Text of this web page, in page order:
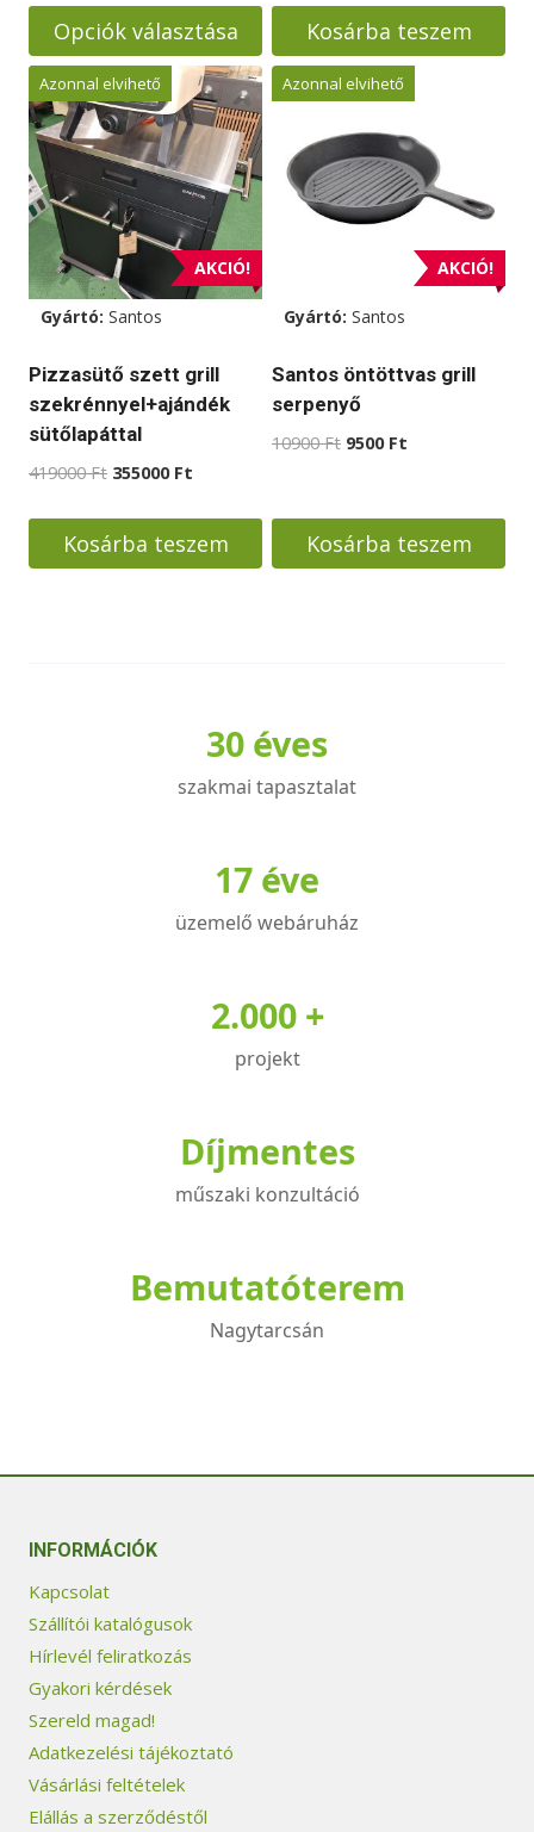
-
13900 Ft
Opciók választása
Ennek
a
terméknek
több
variációja
van.
A
változatok
termékoldalon
választhatók
ki
was:
19900 Ft.
is:
17900 Ft.
Kosárba teszem
AKCIÓ!
Azonnal elvihető
Gyártó: Santos
Pizzasütő szett grill
szekrénnyel+ajándék
sütőlapáttal
419000Ft Original
was:
419000 Ft.
355000 Ft
is:
355000 Ft.
Kosárba teszem
AKCIÓ!
Azonnal elvihető
Gyártó: Santos
Santos öntöttvas grill
serpenyő
10900Ft Original
10900 Ft.
9500 Ft
9500 Ft.
Kosárba teszem
30 éves
szakmai tapasztalat
17 éve
üzemelő webáruház
2.000 +
projekt
Díjmentes
műszaki konzultáció
Bemutatóterem
Nagytarcsán
INFORMÁCIÓK
Kapcsolat
Szállítói katalógusok
Hírlevél feliratkozás
Gyakori kérdések
Szereld magad!
Adatkezelési tájékoztató
Vásárlási feltételek
Elállás a szerződéstől